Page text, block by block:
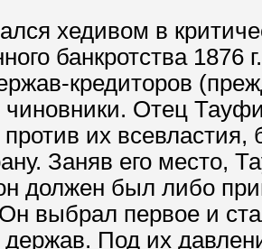
хедивом в
банкротства
кредиторов
чиновники. Отец
их
Заняв его место,
должен был либо
выбрал первое и
держав. Под их